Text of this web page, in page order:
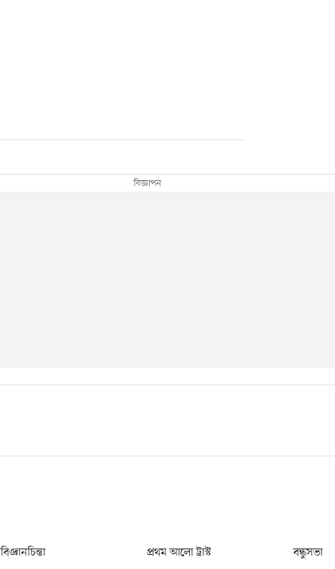
বিজ্ঞানচিন্তা প্রথম আলো ট্রাস্ট বন্ধুসভা